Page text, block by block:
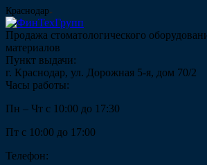
Краснодар
Продажа стоматологического
материалов
Пункт выдачи:
г. Краснодар, ул. Дорожная 5-я, дом 70/2
Часы работы:
Пн – Чт с 10:00 до 17:30
Пт с 10:00 до 17:00
Телефон: